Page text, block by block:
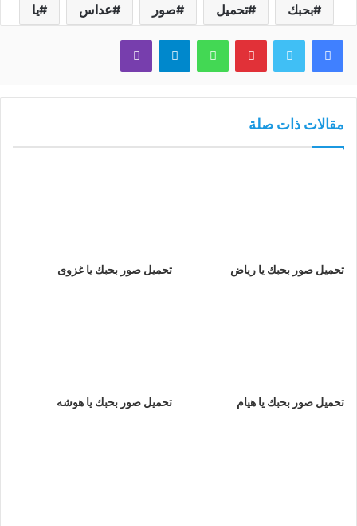
بحبك تحميل صور عداس يا
فيسبوك تويتر بينتيريستواتساب تيلقرام ڤايبر
مقالات ذات صلة
تحميل صور بحبك يا رياض تحميل صور بحبك يا غزوى
تحميل صور بحبك يا هيام تحميل صور بحبك يا هوشه